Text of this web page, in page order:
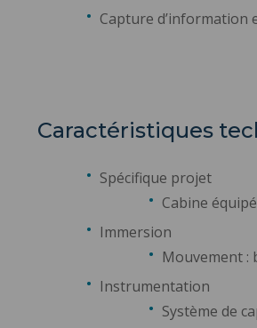
Capture d’information
Caractéristiques
Spécifique projet
Cabine
Immersion
Mouvement :
Instrumentation
Système de